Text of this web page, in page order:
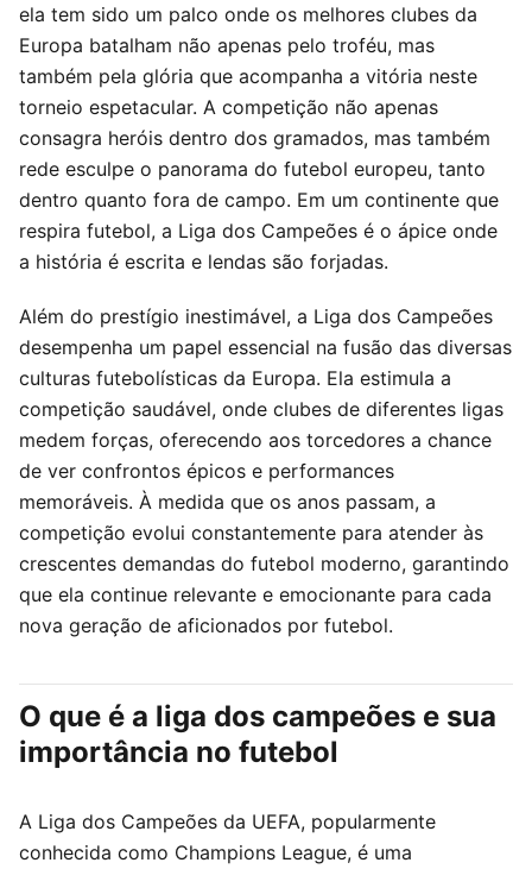
ela tem sido um palco onde os melhores clubes da
Europa batalham não apenas pelo troféu, mas
também pela glória que acompanha a vitória neste
torneio espetacular. A competição não apenas
consagra heróis dentro dos gramados, mas também
rede esculpe o panorama do futebol europeu, tanto
dentro quanto fora de campo. Em um continente que
respira futebol, a Liga dos Campeões é o ápice onde
a história é escrita e lendas são forjadas.
Além do prestígio inestimável, a Liga dos Campeões
desempenha um papel essencial na fusão das diversas
culturas futebolísticas da Europa. Ela estimula a
competição saudável, onde clubes de diferentes ligas
medem forças, oferecendo aos torcedores a chance
de ver confrontos épicos e performances
memoráveis. À medida que os anos passam, a
competição evolui constantemente para atender às
crescentes demandas do futebol moderno, garantindo
que ela continue relevante e emocionante para cada
nova geração de aficionados por futebol.
O que é a liga dos campeões e sua
importância no futebol
A Liga dos Campeões da UEFA, popularmente
conhecida como Champions League, é uma